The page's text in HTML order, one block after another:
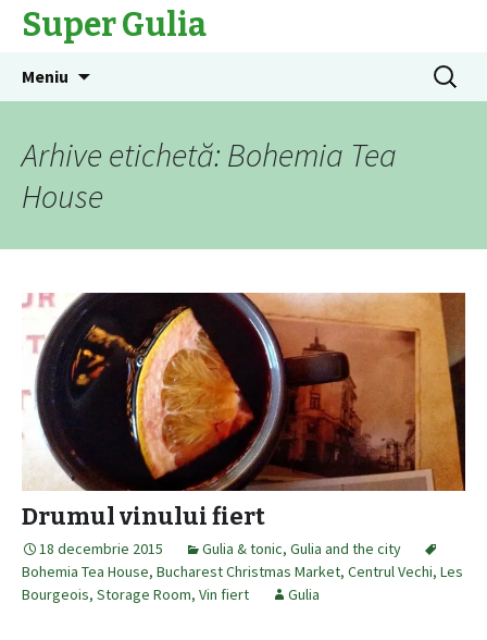
Super Gulia
Meniu
Caută
după:
Arhive etichetă: Bohemia Tea
House
Drumul vinului fiert
18 decembrie 2015 Gulia & tonic, Gulia and the city
Bohemia Tea House, Bucharest Christmas Market, Centrul Vechi, Les
Bourgeois, Storage Room, Vin fiert Gulia